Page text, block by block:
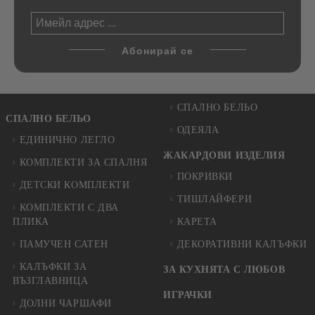
СПАЛНО БЕЛЬО
ЕДИНИЧНО ЛЕГЛО
КОМПЛЕКТИ ЗА СПАЛНЯ
ДЕТСКИ КОМПЛЕКТИ
КОМПЛЕКТИ С ДВА
ПЛИКА
ПАМУЧЕН САТЕН
КАЛЪФКИ ЗА
ВЪЗГЛАВНИЦА
ДОЛНИ ЧАРШАФИ
СПАЛНО БЕЛЬО
ОДЕЯЛА
ЖАКАРДОВИ ИЗДЕЛИЯ
ПОКРИВКИ
ТИШЛАЙФЕРИ
КАРЕТА
ДЕКОРАТИВНИ КАЛЪФКИ
ЗА КУХНЯТА С ЛЮБОВ
ИГРАЧКИ